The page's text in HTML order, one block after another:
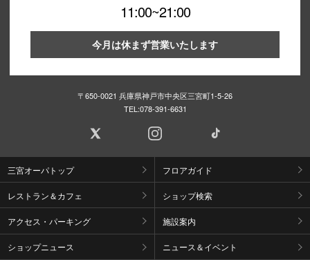
11:00~21:00
今月は休まず営業いたします
〒650-0021 兵庫県神戸市中央区三宮町1-5-26
TEL:078-391-6631
三宮オーパトップ フロアガイド
レストラン＆カフェ ショップ検索
アクセス・パーキング 施設案内
ショップニュース ニュース＆イベント